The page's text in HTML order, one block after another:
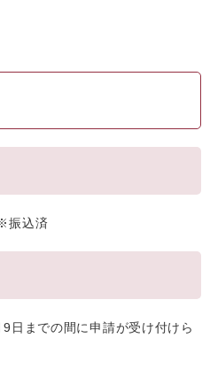
振込済
日までの間に申請が受け付けら